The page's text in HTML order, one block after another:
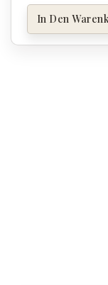
In Den